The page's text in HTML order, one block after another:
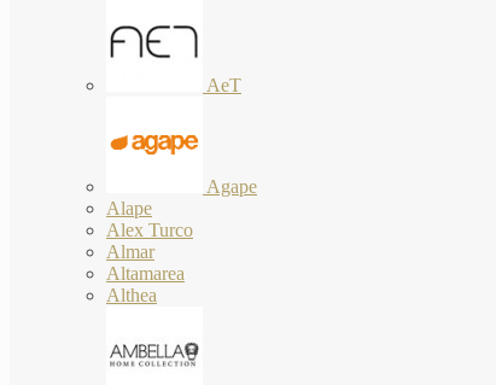
AeT
Agape
Alape
Alex Turco
Almar
Altamarea
Althea